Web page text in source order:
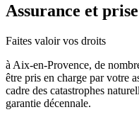
Assurance et
Faites valoir vos droits
à Aix-en-Provence, de
être pris en charge par votre
cadre des catastrophes
garantie décennale.